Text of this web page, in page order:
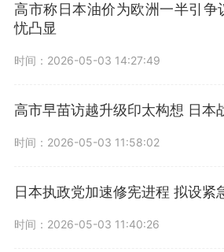
高市称日本油价为欧洲一半引争
忧凸显
时间：2026-05-03 14:27:49
高市早苗访越升级印太构想 日本
时间：2026-05-03 11:58:02
日本执政党加速修宪进程 拟设紧
时间：2026-05-03 11:40:26